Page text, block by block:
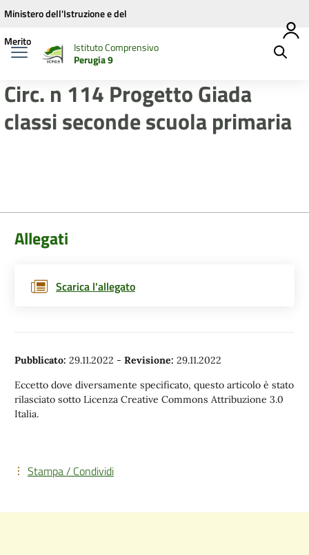
Vai ai contenuti
Vai al menu di navigazione
Vai al footer
Ministero dell'Istruzione e del
Merito
Istituto Comprensivo
Perugia 9
Circ. n 114 Progetto Giada
classi seconde scuola primaria
Allegati
Scarica l'allegato
Pubblicato: 29.11.2022 - Revisione: 29.11.2022
Eccetto dove diversamente specificato, questo articolo è stato
rilasciato sotto Licenza Creative Commons Attribuzione 3.0
Italia.
Stampa / Condividi